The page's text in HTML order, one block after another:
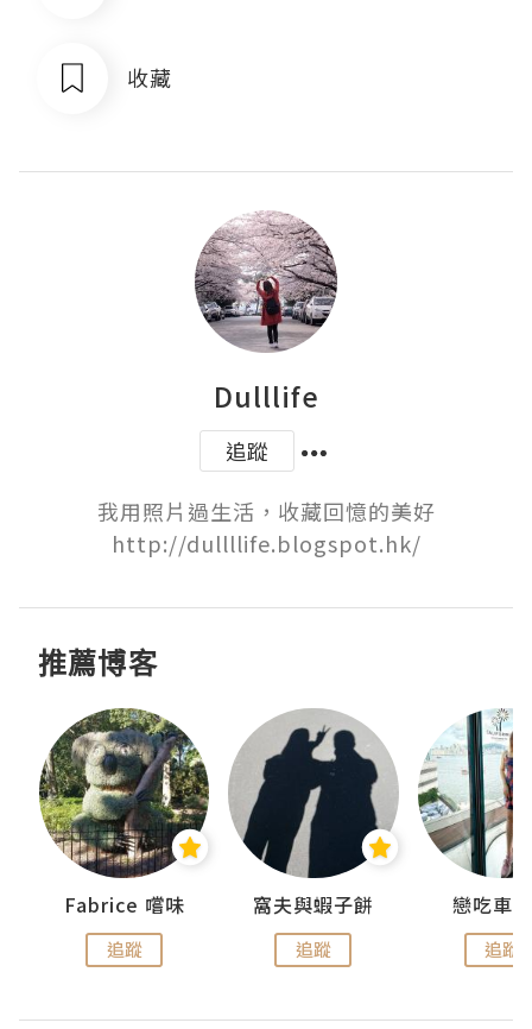
收藏
Dulllife
追蹤
我用照片過生活，收藏回憶的美好
http://dullllife.blogspot.hk/
推薦博客
Fabrice 嚐味
追蹤
窩夫與蝦子餅
追蹤
戀吃車
追蹤